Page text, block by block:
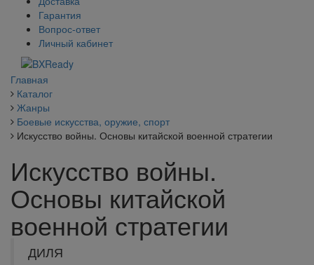
Гарантия
Вопрос-ответ
Личный кабинет
Главная
Каталог
Жанры
Боевые искусства, оружие, спорт
Искусство войны. Основы китайской военной стратегии
Искусство войны.
Основы китайской
военной стратегии
ДИЛЯ